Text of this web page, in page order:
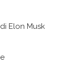
Elon Musk